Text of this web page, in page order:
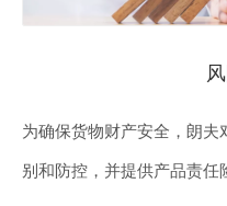
为确保货物财产安全，朗夫
别和防控，并提供产品责任